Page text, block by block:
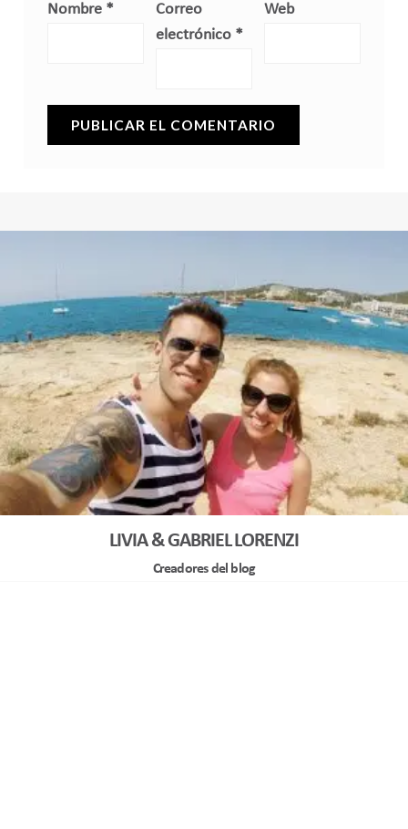
Nombre *
Correo
electrónico *
Web
LIVIA & GABRIEL LORENZI
Creadores del blog